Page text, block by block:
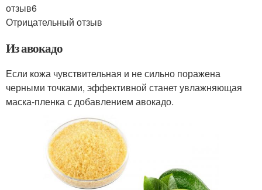
отзыв6
Отрицательный отзыв
Из авокадо
Если кожа чувствительная и не сильно поражена
черными точками, эффективной станет увлажняющая
маска-пленка с добавлением авокадо.